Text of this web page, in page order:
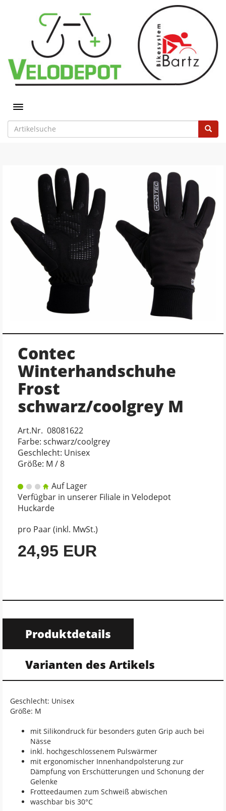
Toggle navigation
Contec
Winterhandschuhe
Frost
schwarz/coolgrey M
Art.Nr. 08081622
Farbe: schwarz/coolgrey
Geschlecht: Unisex
Größe: M / 8
Auf Lager
Verfügbar in unserer Filiale in Velodepot
Huckarde
pro Paar (inkl. MwSt.)
24,95 EUR
Produktdetails
Varianten des Artikels
Geschlecht: Unisex
Größe: M
mit Silikondruck für besonders guten Grip auch bei
Nässe
inkl. hochgeschlossenem Pulswärmer
mit ergonomischer Innenhandpolsterung zur
Dämpfung von Erschütterungen und Schonung der
Gelenke
Frotteedaumen zum Schweiß abwischen
waschbar bis 30°C